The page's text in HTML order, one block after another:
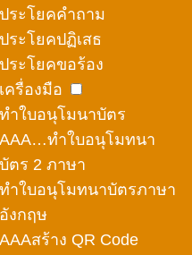
ประโยคคำถาม
ประโยคปฏิเสธ
ประโยคขอร้อง
เครื่องมือ
ทำใบอนุโมนาบัตร
AAA…ทำใบอนุโมทนา
บัตร 2 ภาษา
ทำใบอนุโมทนาบัตรภาษา
อังกฤษ
AAAสร้าง QR Code